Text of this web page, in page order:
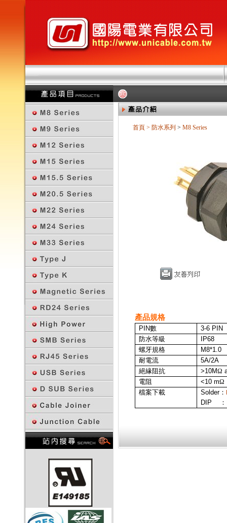
首頁 > 防水系列 > M8 Series
產品規格
PIN數 3-6 PIN
防水等級
IP68
螺牙規格
M8*1.0
耐電流
5A/2A
絕緣阻抗
>10MΩ
電阻
<10 mΩ
檔案下載
Solder：
DIP ：